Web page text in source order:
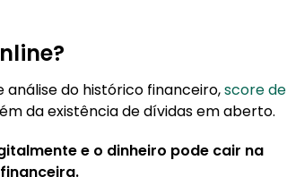
do histórico financeiro,score de
da existência de dívidas em aberto.
e o dinheiro pode cair na